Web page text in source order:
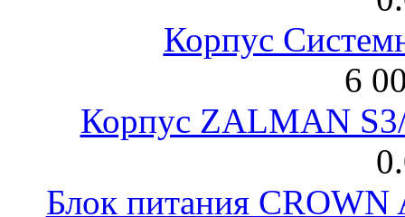
Корпус
6
Корпус ZALMAN
Блок питания